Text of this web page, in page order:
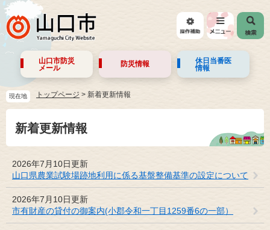
山口市防災
メール
防災情報
休日当番医
情報
現在地 トップページ > 新着更新情報
新着更新情報
2026年7月10日更新
山口県農業試験場跡地利用に係る基盤整備基準の設定について
2026年7月10日更新
市有財産の貸付の御案内(小郡令和一丁目1259番6の一部）